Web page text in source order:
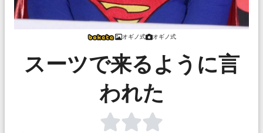
オギノ式 オギノ式
スーツで来るように言
われた